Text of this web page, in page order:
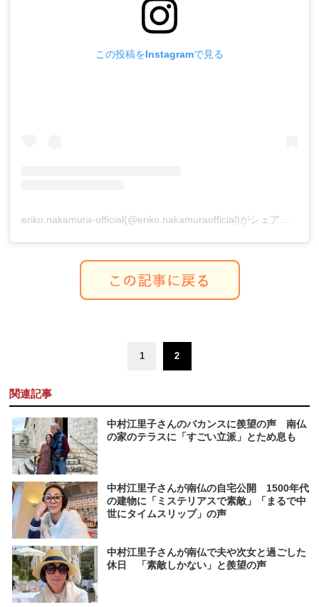
この投稿をInstagramで見る
eriko.nakamura-official(@eriko.nakamuraofficial)がシェアした投稿
1 2
関連記事
中村江里子さんのバカンスに羨望の声 南仏
の家のテラスに「すごい立派」とため息も
中村江里子さんが南仏の自宅公開 1500年代
の建物に「ミステリアスで素敵」「まるで中
世にタイムスリップ」の声
中村江里子さんが南仏で夫や次女と過ごした
休日 「素敵しかない」と羨望の声